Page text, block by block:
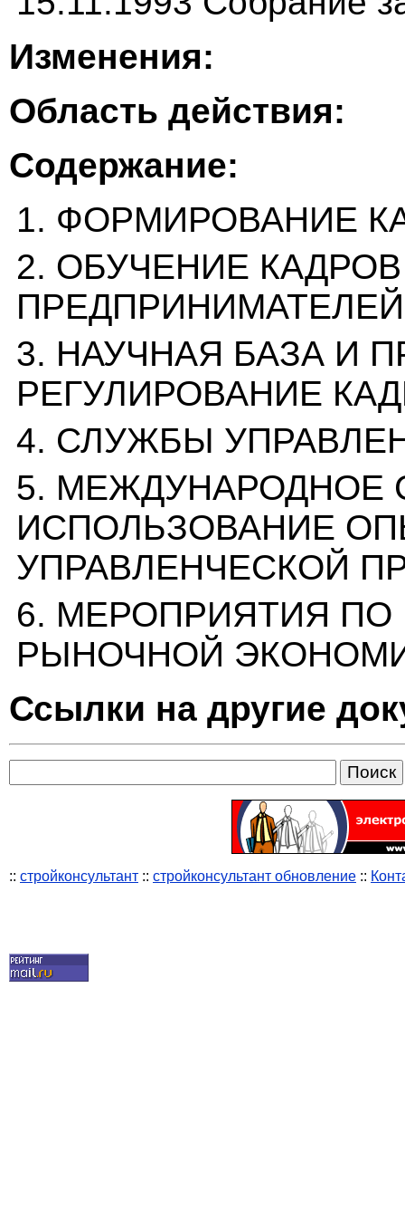
Изменения:
Область действия:
Содержание:
1. ФОРМИРОВАНИЕ
2. ОБУЧЕНИЕ
ПРЕДПРИНИМАТЕЛЕЙ
3. НАУЧНАЯ БАЗА И
РЕГУЛИРОВАНИЕ
4. СЛУЖБЫ
5. МЕЖДУНАРОДНОЕ
ИСПОЛЬЗОВАНИЕ
УПРАВЛЕНЧЕСКОЙ
6. МЕРОПРИЯТИЯ ПО
РЫНОЧНОЙ
Ссылки на другие
:: стройконсультант :: стройконсультант обновление ::